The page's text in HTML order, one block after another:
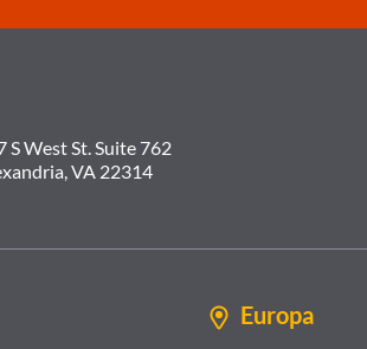
S West St. Suite 762
VA 22314
Europa